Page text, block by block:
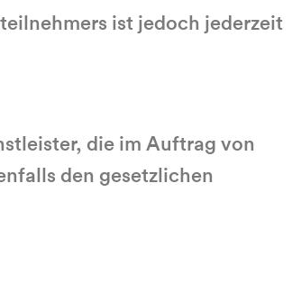
ist jedoch jederzeit
die im Auftrag von
den gesetzlichen